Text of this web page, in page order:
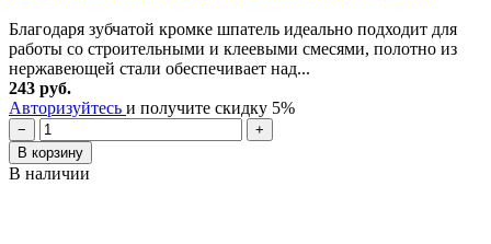
Благодаря зубчатой кромке шпатель идеально подходит для
работы со строительными и клеевыми смесями, полотно из
нержавеющей стали обеспечивает над...
243 руб.
Авторизуйтесь и получите скидку 5%
−
+
В корзину
В наличии